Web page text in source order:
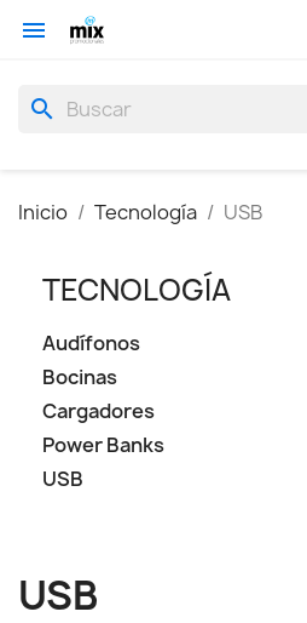

search
Inicio Tecnología USB
TECNOLOGÍA
Audífonos
Bocinas
Cargadores
Power Banks
USB
USB